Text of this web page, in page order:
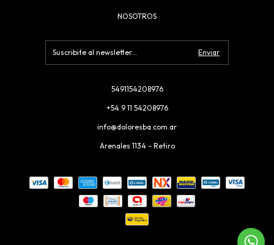
NOSOTROS
5491154208976
+54 9 11 54208976
info@doloresba.com.ar
Arenales 1134 - Retiro